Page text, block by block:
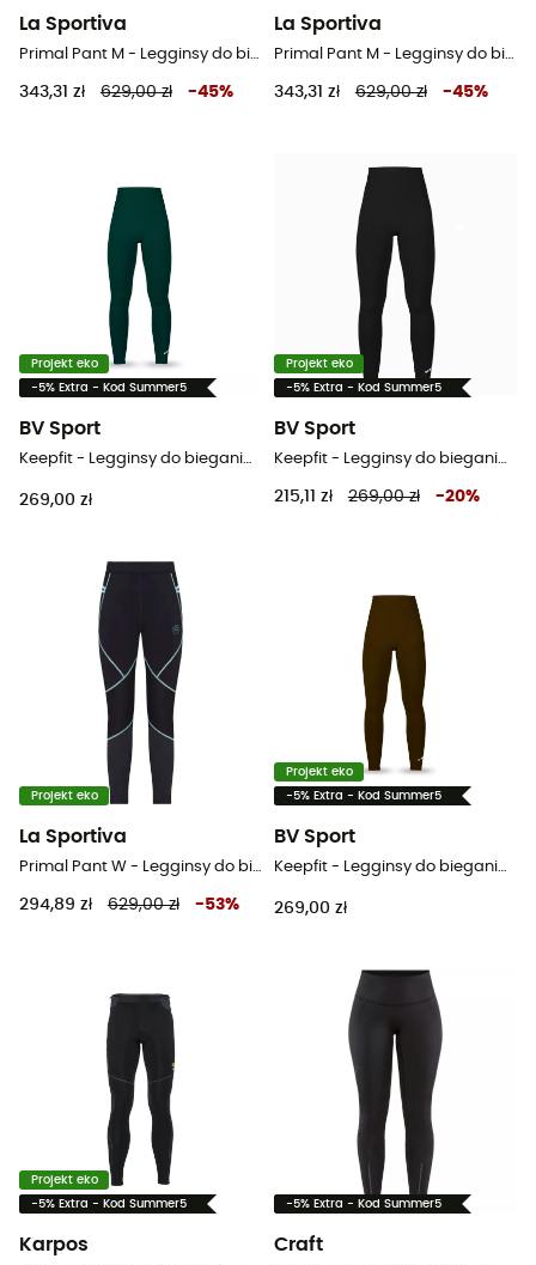
La Sportiva
Primal Pant M - Legginsy do biegania męskie
343,31 zł 629,00 zł -45%
La Sportiva
Primal Pant M - Legginsy do biegania męskie
343,31 zł 629,00 zł -45%
Projekt eko
-5% Extra - Kod Summer5
BV Sport
Keepfit - Legginsy do biegania damskie
269,00 zł
Projekt eko
-5% Extra - Kod Summer5
BV Sport
Keepfit - Legginsy do biegania damskie
215,11 zł 269,00 zł -20%
Projekt eko
La Sportiva
Primal Pant W - Legginsy do biegania damskie
294,89 zł 629,00 zł -53%
Projekt eko
-5% Extra - Kod Summer5
BV Sport
Keepfit - Legginsy do biegania damskie
269,00 zł
Projekt eko
-5% Extra - Kod Summer5
Karpos
-5% Extra - Kod Summer5
Craft